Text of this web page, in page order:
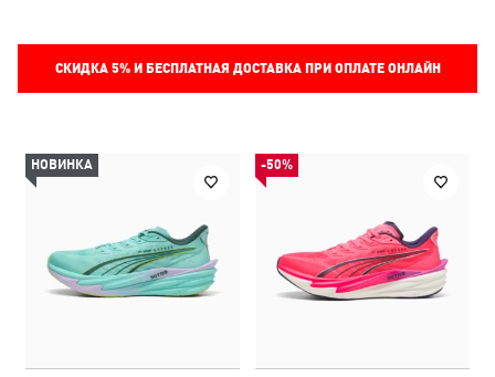
СКИДКА 5%И БЕСПЛАТНАЯ ДОСТАВКА ПРИ ОПЛАТЕ ОНЛАЙН
НОВИНКА -50%